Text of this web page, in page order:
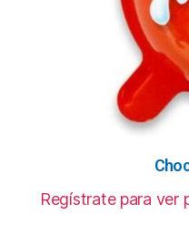
Regístrate para ver